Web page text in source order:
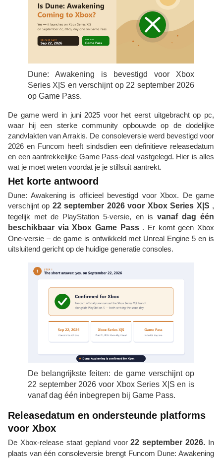
Dune: Awakening is bevestigd voor Xbox
Series X|S en verschijnt op 22 september 2026
op Game Pass.
De game werd in juni 2025 voor het eerst uitgebracht op pc,
waar hij een sterke community opbouwde op de dodelijke
zandvlakten van Arrakis. De consoleversie werd bevestigd voor
2026 en Funcom heeft sindsdien een definitieve releasedatum
en een aantrekkelijke Game Pass-deal vastgelegd. Hier is alles
wat je moet weten voordat je je stillsuit aantrekt.
Het korte antwoord
Dune: Awakening is officieel bevestigd voor Xbox. De game
verschijnt op 22 september 2026 voor Xbox Series X|S ,
tegelijk met de PlayStation 5-versie, en is vanaf dag één
beschikbaar via Xbox Game Pass. Er komt geen Xbox
One-versie – de game is ontwikkeld met Unreal Engine 5 en is
uitsluitend gericht op de huidige generatie consoles.
De belangrijkste feiten: de game verschijnt op
22 september 2026 voor Xbox Series X|S en is
vanaf dag één inbegrepen bij Game Pass.
Releasedatum en ondersteunde platforms
voor Xbox
De Xbox-release staat gepland voor22 september 2026. In
plaats van één consoleversie brengt Funcom Dune: Awakening